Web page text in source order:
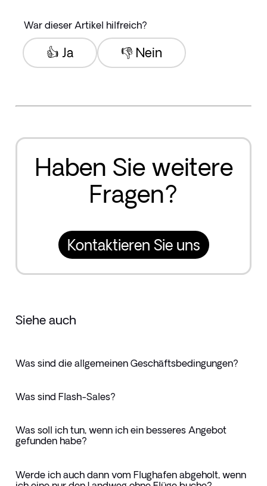
War dieser Artikel hilfreich?
👎 Nein
👍 Ja
Haben Sie weitere
Fragen?
Kontaktieren Sie uns
Siehe auch
Was sind die allgemeinen Geschäftsbedingungen?
Was sind Flash-Sales?
Was soll ich tun, wenn ich ein besseres Angebot
gefunden habe?
Werde ich auch dann vom Flughafen abgeholt, wenn